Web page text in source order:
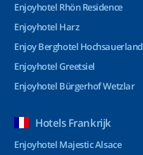
Enjoyhotel Rhön Residence
Enjoyhotel Harz
Enjoy Berghotel Hochsauerland
Enjoyhotel Greetsiel
Enjoyhotel Bürgerhof Wetzlar
Hotels Frankrijk
Enjoyhotel Majestic Alsace